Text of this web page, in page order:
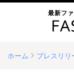
最新フ
ホーム プレスリリ